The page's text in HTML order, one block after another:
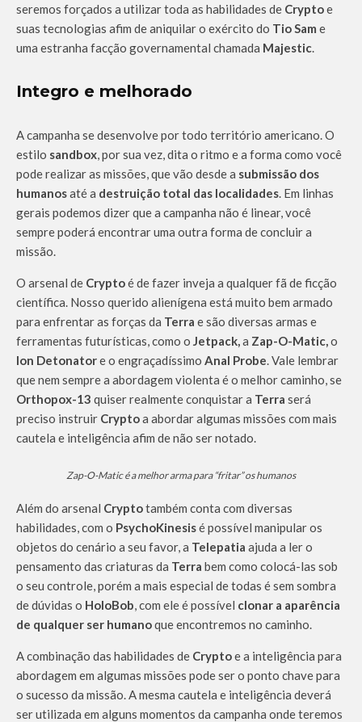
seremos forçados a utilizar toda as habilidades de Cryptoe
suas tecnologias afim de aniquilar o exército do Tio Sam e
uma estranha facção governamental chamada Majestic.
Integro e melhorado
A campanha se desenvolve por todo território americano. O
estilo sandbox, por sua vez, dita o ritmo e a forma como você
pode realizar as missões, que vão desde a submissão dos
humanosaté a destruição total das localidades. Em linhas
gerais podemos dizer que a campanha não é linear, você
sempre poderá encontrar uma outra forma de concluir a
missão.
O arsenal de Cryptoé de fazer inveja a qualquer fã de ficção
científica. Nosso querido alienígena está muito bem armado
para enfrentar as forças da Terra e são diversas armas e
ferramentas futurísticas, como o Jetpack,a Zap-O-Matic,o
Ion Detonatore o engraçadíssimo Anal Probe. Vale lembrar
que nem sempre a abordagem violenta é o melhor caminho, se
Orthopox-13 quiser realmente conquistar a Terra será
preciso instruir Cryptoa abordar algumas missões com mais
cautela e inteligência afim de não ser notado.
Zap-O-Matic é a melhor arma para “fritar” os humanos
Além do arsenal Cryptotambém conta com diversas
habilidades, com o PsychoKinesisé possível manipular os
objetos do cenário a seu favor, a Telepatia ajuda a ler o
pensamento das criaturas da Terra bem como colocá-las sob
o seu controle, porém a mais especial de todas é sem sombra
de dúvidas o HoloBob, com ele é possível clonar a aparência
de qualquer ser humanoque encontremos no caminho.
A combinação das habilidades de Cryptoe a inteligência para
abordagem em algumas missões pode ser o ponto chave para
o sucesso da missão. A mesma cautela e inteligência deverá
ser utilizada em alguns momentos da campanha onde teremos